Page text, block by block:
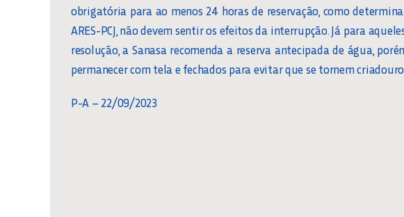
obrigatória para ao menos 24 horas de reservação, como
ARES-PCJ, não devem sentir os efeitos da interrupção. Já para
resolução, a Sanasa recomenda a reserva antecipada de água,
permanecer com tela e fechados para evitar que se tornem
P-A – 22/09/2023